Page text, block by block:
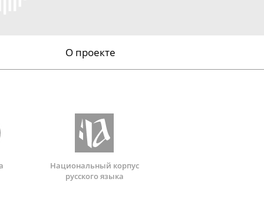
О проекте
Национальный корпус
русского языка